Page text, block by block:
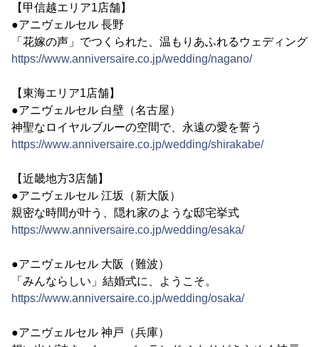
【甲信越エリア1店舗】
●アニヴェルセル 長野
「花嫁の声」でつくられた、温もりあふれるウェディング
https://www.anniversaire.co.jp/wedding/nagano/
【東海エリア1店舗】
●アニヴェルセル 白壁（名古屋）
神聖なロイヤルブルーの空間で、永遠の愛を誓う
https://www.anniversaire.co.jp/wedding/shirakabe/
【近畿地方3店舗】
●アニヴェルセル 江坂（新大阪）
親密な時間が叶う、隠れ家のような邸宅挙式
https://www.anniversaire.co.jp/wedding/esaka/
●アニヴェルセル 大阪（難波）
「みんならしい」結婚式に、ようこそ。
https://www.anniversaire.co.jp/wedding/osaka/
●アニヴェルセル 神戸（兵庫）